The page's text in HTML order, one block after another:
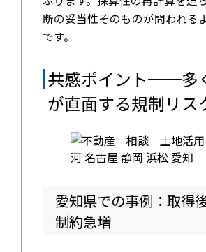
断の妥当性そのものが問われる
です。
共感ポイント──多
が直面する規制リス
愛知県での事例：取得
制約急増